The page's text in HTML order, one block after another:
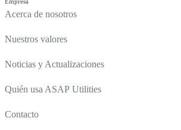
Acerca de nosotros
Nuestros valores
Noticias y Actualizaciones
Quién usa ASAP Utilities
Contacto